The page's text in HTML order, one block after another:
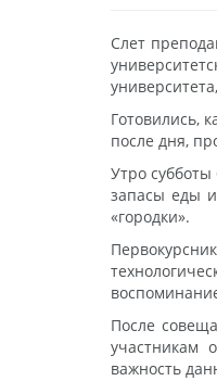
Слет
Готовились,
после дня,
Утро субботы
запасы еды
«городки».
После
участникам
важность